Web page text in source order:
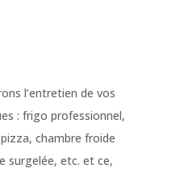
l’entretien de vos
: frigo professionnel,
chambre froide
surgelée, etc. et ce,